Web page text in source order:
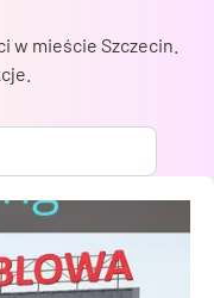
w mieście Szczecin.